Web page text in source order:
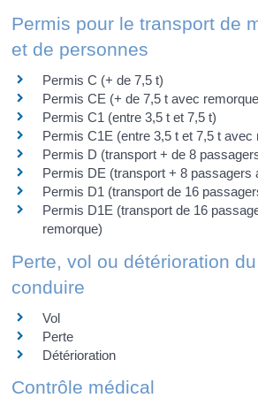
Permis pour le transport de
et de personnes
Permis C (+ de 7,5 t)
Permis CE (+ de 7,5 t avec
Permis C1 (entre 3,5 t et 7,5 t)
Permis C1E (entre 3,5 t et 7,5 t avec
Permis D (transport + de 8
Permis DE (transport + 8 passagers
Permis D1 (transport de 16
Permis D1E (transport de 16
remorque)
Perte, vol ou détérioration
conduire
Vol
Perte
Détérioration
Contrôle médical